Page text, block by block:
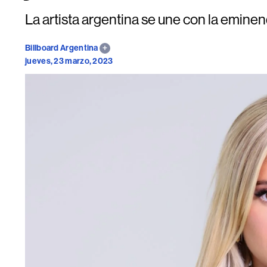
La artista argentina se une con la
Billboard Argentina
jueves, 23 marzo, 2023